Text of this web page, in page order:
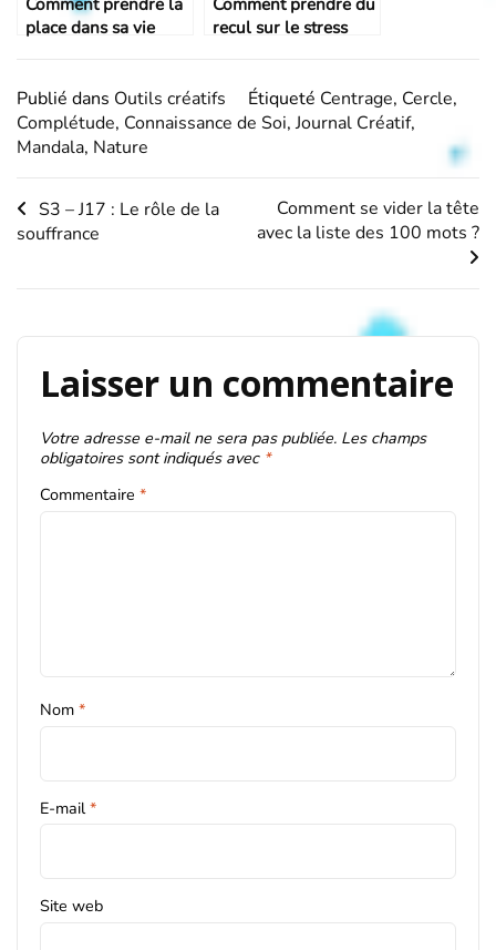
place dans sa vie
recul sur le stress
Publié dans Outils créatifs Étiqueté Centrage, Cercle,
Complétude, Connaissance de Soi, Journal Créatif,
Mandala, Nature
Navigation
de
S3 – J17 : Le rôle de la
souffrance
Comment se vider la tête
avec la liste des 100 mots ?
Laisser un commentaire
Votre adresse e-mail ne sera pas publiée. Les champs
obligatoires sont indiqués avec *
Commentaire *
Nom *
E-mail*
Site web